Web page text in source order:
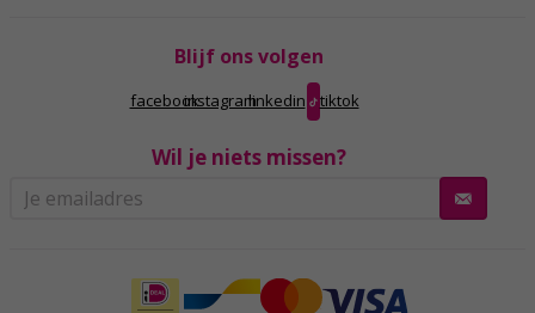
Blijf ons volgen
facebookinstagramlinkedin tiktok
Wil je niets missen?